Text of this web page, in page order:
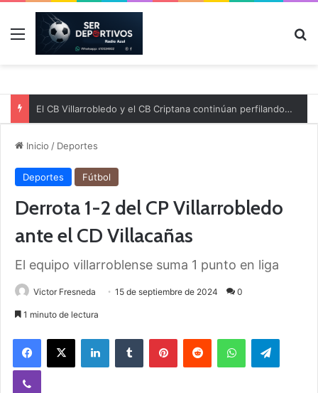
Menú
El CB Villarrobledo y el CB Criptana continúan perfilando sus plantillas
Inicio / Deportes
Deportes Fútbol
Derrota 1-2 del CP Villarrobledo
ante el CD Villacañas
El equipo villarroblense suma 1 punto en liga
Victor Fresneda 15 de septiembre de 2024 0
1 minuto de lectura